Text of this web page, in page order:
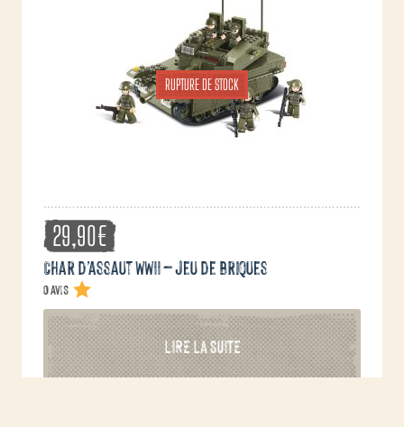
RUPTURE DE STOCK
29,90€
Char d’assaut WWII – jeu de briques
0 avis
LIRE LA SUITE